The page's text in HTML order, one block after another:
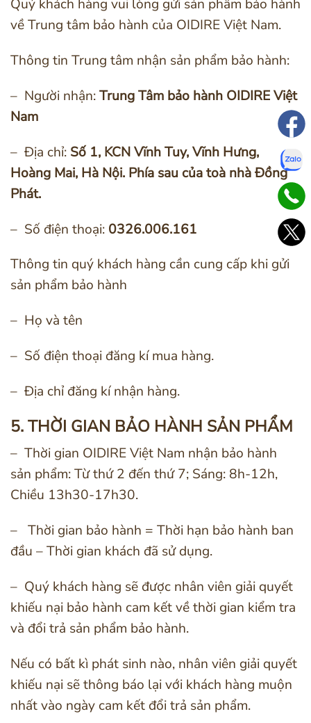
Quý khách hàng vui lòng gửi sản phẩm bảo hành
về Trung tâm bảo hành của OIDIRE Việt Nam.
Thông tin Trung tâm nhận sản phẩm bảo hành:
– Người nhận:Trung Tâm bảo hành OIDIRE Việt
Nam
– Địa chỉ: Số 1, KCN Vĩnh Tuy, Vĩnh Hưng,
Hoàng Mai, Hà Nội. Phía sau của toà nhà Đồng
Phát.
– Số điện thoại: 0326.006.161
Thông tin quý khách hàng cần cung cấp khi gửi
sản phẩm bảo hành
– Họ và tên
– Số điện thoại đăng kí mua hàng.
– Địa chỉ đăng kí nhận hàng.
5. THỜI GIAN BẢO HÀNH SẢN PHẨM
– Thời gian OIDIRE Việt Nam nhận bảo hành
sản phẩm: Từ thứ 2 đến thứ 7; Sáng: 8h-12h,
Chiều 13h30-17h30.
– Thời gian bảo hành = Thời hạn bảo hành ban
đầu – Thời gian khách đã sử dụng.
– Quý khách hàng sẽ được nhân viên giải quyết
khiếu nại bảo hành cam kết về thời gian kiểm tra
và đổi trả sản phẩm bảo hành.
Nếu có bất kì phát sinh nào, nhân viên giải quyết
khiếu nại sẽ thông báo lại với khách hàng muộn
nhất vào ngày cam kết đổi trả sản phẩm.